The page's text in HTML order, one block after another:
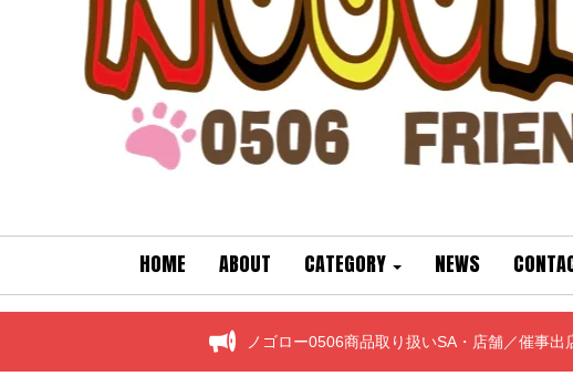
HOME ABOUT CATEGORY NEWS
ノゴロー0506商品取り扱いSA・店舗／催事出